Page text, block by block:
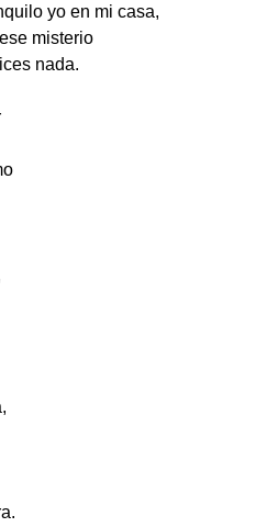
yo en mi casa,
misterio
nada.